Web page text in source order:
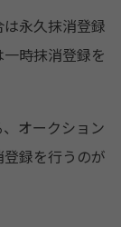
永久抹消登録
時抹消登録を
オークション
録を行うのが